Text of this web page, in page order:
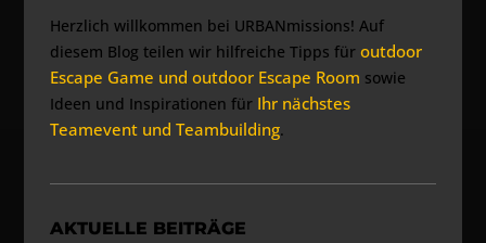
Herzlich willkommen bei URBANmissions! Auf
diesem Blog teilen wir hilfreiche Tipps füroutdoor
Escape Game und outdoor Escape Room sowie
Ideen und Inspirationen für Ihr nächstes
Teamevent und Teambuilding.
AKTUELLE BEITRÄGE